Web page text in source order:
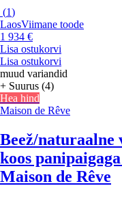
(1)
LaosViimane toode
1 934 €
Lisa ostukorvi
Lisa ostukorvi
muud variandid
+ Suurus (4)
Hea hind
Maison de Rêve
Beež/naturaalne
koos
Maison de Rêve